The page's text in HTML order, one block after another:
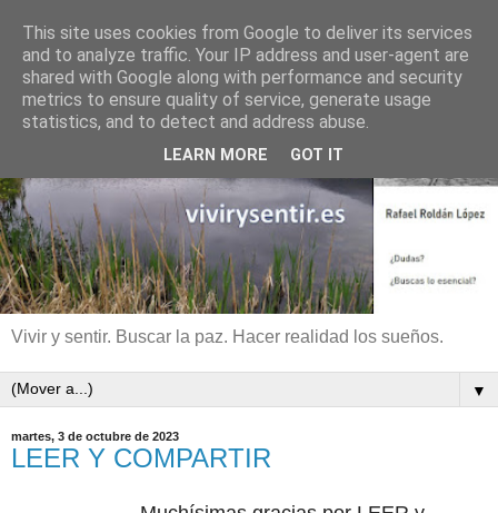
Vivir y sentir. Buscar la paz. Hacer realidad los sueños.
▼
martes, 3 de octubre de 2023
LEER Y COMPARTIR
This site uses cookies from Google to deliver its services
and to analyze traffic. Your IP address and user-agent are
shared with Google along with performance and security
metrics to ensure quality of service, generate usage
statistics, and to detect and address abuse.
LEARN MORE GOT IT